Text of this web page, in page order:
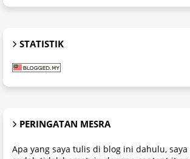
STATISTIK
PERINGATAN MESRA
Apa yang saya tulis di blog ini dahulu,